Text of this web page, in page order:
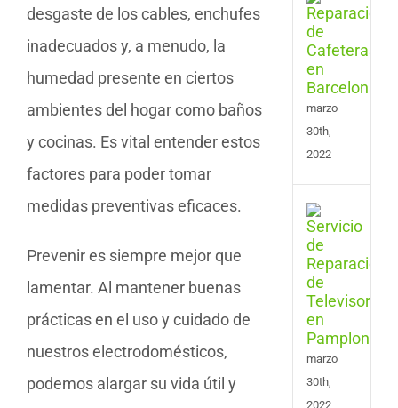
desgaste de los cables, enchufes
inadecuados y, a menudo, la
humedad presente en ciertos
ambientes del hogar como baños
y cocinas. Es vital entender estos
factores para poder tomar
medidas preventivas eficaces.
Prevenir es siempre mejor que
lamentar. Al mantener buenas
prácticas en el uso y cuidado de
nuestros electrodomésticos,
podemos alargar su vida útil y
de
en
marzo
30th,
2022
de
en
marzo
30th,
2022